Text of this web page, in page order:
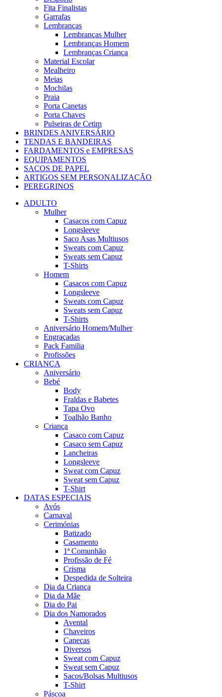
Fita Finalistas
Garrafas
Lembranças
Lembranças Mulher
Lembranças Homem
Lembranças Criança
Material Escolar
Mealheiro
Meias
Mochilas
Praia
Porta Canetas
Porta Chaves
Pulseiras de Cetim
BRINDES ANIVERSÁRIO
TENDAS E BANDEIRAS
FARDAMENTOS e EMPRESAS
EQUIPAMENTOS
SACOS DE PAPEL
ARTIGOS SEM PERSONALIZAÇÃO
PEREGRINOS
ADULTO
Mulher
Casacos com Capuz
Longsleeve
Saco Asas Multiusos
Sweats com Capuz
Sweats sem Capuz
T-Shirts
Homem
Casacos com Capuz
Longsleeve
Sweats com Capuz
Sweats sem Capuz
T-Shirts
Aniversário Homem/Mulher
Engraçadas
Pack Familia
Profissões
CRIANÇA
Aniversário
Bebé
Body
Fraldas e Babetes
Tapa Ovo
Toalhão Banho
Criança
Casaco com Capuz
Casaco sem Capuz
Lancheiras
Longsleeve
Sweat com Capuz
Sweat sem Capuz
T-Shirt
DATAS ESPECIAIS
Avós
Carnaval
Cerimónias
Batizado
Casamento
1ª Comunhão
Profissão de Fé
Crisma
Despedida de Solteira
Dia da Criança
Dia da Mãe
Dia do Pai
Dia dos Namorados
Avental
Chaveiros
Canecas
Diversos
Sweat com Capuz
Sweat sem Capuz
Sacos/Bolsas Multiusos
T-Shirt
Páscoa